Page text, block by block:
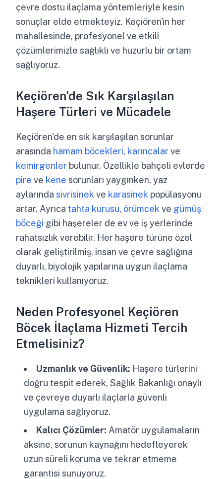
çevre dostu ilaçlama yöntemleriyle kesin
sonuçlar elde etmekteyiz. Keçiören'in her
mahallesinde, profesyonel ve etkili
çözümlerimizle sağlıklı ve huzurlu bir ortam
sağlıyoruz.
Keçiören'de Sık Karşılaşılan
Haşere Türleri ve Mücadele
Keçiören'de en sık karşılaşılan sorunlar
arasında hamam böcekleri, karıncalar ve
kemirgenler bulunur. Özellikle bahçeli evlerde
pire ve kene sorunları yaygınken, yaz
aylarında sivrisinek ve karasinek popülasyonu
artar. Ayrıca tahta kurusu, örümcek ve gümüş
böceği gibi haşereler de ev ve iş yerlerinde
rahatsızlık verebilir. Her haşere türüne özel
olarak geliştirilmiş, insan ve çevre sağlığına
duyarlı, biyolojik yapılarına uygun ilaçlama
teknikleri kullanıyoruz.
Neden Profesyonel Keçiören
Böcek İlaçlama Hizmeti Tercih
Etmelisiniz?
Uzmanlık ve Güvenlik: Haşere türlerini
doğru tespit ederek, Sağlık Bakanlığı onaylı
ve çevreye duyarlı ilaçlarla güvenli
uygulama sağlıyoruz.
Kalıcı Çözümler: Amatör uygulamaların
aksine, sorunun kaynağını hedefleyerek
uzun süreli koruma ve tekrar etmeme
garantisi sunuyoruz.